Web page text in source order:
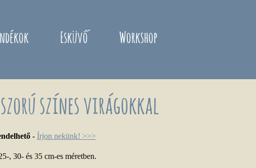
Esküvő Workshop
színes virágokkal
- Írjon nekünk! >>>
, 30- és 35 cm-es méretben.